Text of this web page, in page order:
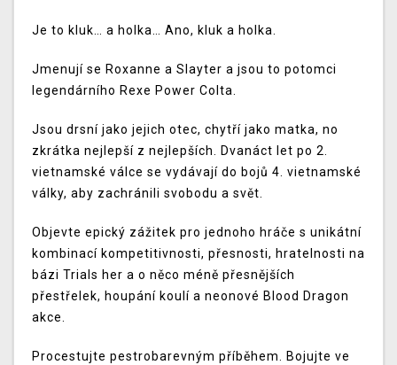
Je to kluk… a holka… Ano, kluk a holka.
Jmenují se Roxanne a Slayter a jsou to potomci
legendárního Rexe Power Colta.
Jsou drsní jako jejich otec, chytří jako matka, no
zkrátka nejlepší z nejlepších. Dvanáct let po 2.
vietnamské válce se vydávají do bojů 4. vietnamské
války, aby zachránili svobodu a svět.
Objevte epický zážitek pro jednoho hráče s unikátní
kombinací kompetitivnosti, přesnosti, hratelnosti na
bázi Trials her a o něco méně přesnějších
přestřelek, houpání koulí a neonové Blood Dragon
akce.
Procestujte pestrobarevným příběhem. Bojujte ve